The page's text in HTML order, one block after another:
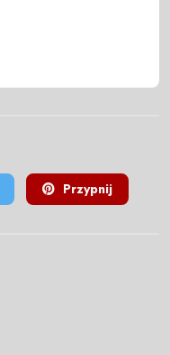
Przypnij